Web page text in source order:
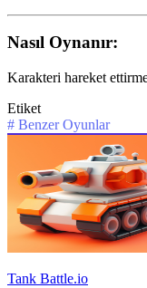
Nasıl Oynanır:
Karakteri hareket
Etiket
# Benzer Oyunlar
Tank Battle.io